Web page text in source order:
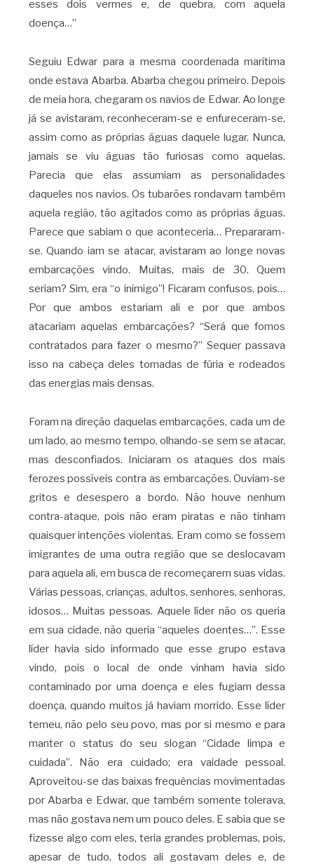
esses dois vermes e, de quebra, com aquela
doença…”
Seguiu Edwar para a mesma coordenada marítima
onde estava Abarba. Abarba chegou primeiro. Depois
de meia hora, chegaram os navios de Edwar. Ao longe
já se avistaram, reconheceram-se e enfureceram-se,
assim como as próprias águas daquele lugar. Nunca,
jamais se viu águas tão furiosas como aquelas.
Parecia que elas assumiam as personalidades
daqueles nos navios. Os tubarões rondavam também
aquela região, tão agitados como as próprias águas.
Parece que sabiam o que aconteceria… Prepararam-
se. Quando iam se atacar, avistaram ao longe novas
embarcações vindo. Muitas, mais de 30. Quem
seriam? Sim, era “o inimigo”! Ficaram confusos, pois…
Por que ambos estariam ali e por que ambos
atacariam aquelas embarcações? “Será que fomos
contratados para fazer o mesmo?” Sequer passava
isso na cabeça deles tomadas de fúria e rodeados
das energias mais densas.
Foram na direção daquelas embarcações, cada um de
um lado, ao mesmo tempo, olhando-se sem se atacar,
mas desconfiados. Iniciaram os ataques dos mais
ferozes possíveis contra as embarcações. Ouviam-se
gritos e desespero a bordo. Não houve nenhum
contra-ataque, pois não eram piratas e não tinham
quaisquer intenções violentas. Eram como se fossem
imigrantes de uma outra região que se deslocavam
para aquela ali, em busca de recomeçarem suas vidas.
Várias pessoas, crianças, adultos, senhores, senhoras,
idosos… Muitas pessoas. Aquele líder não os queria
em sua cidade, não queria “aqueles doentes…”. Esse
líder havia sido informado que esse grupo estava
vindo, pois o local de onde vinham havia sido
contaminado por uma doença e eles fugiam dessa
doença, quando muitos já haviam morrido. Esse líder
temeu, não pelo seu povo, mas por si mesmo e para
manter o status do seu slogan “Cidade limpa e
cuidada”. Não era cuidado; era vaidade pessoal.
Aproveitou-se das baixas frequências movimentadas
por Abarba e Edwar, que também somente tolerava,
mas não gostava nem um pouco deles. E sabia que se
fizesse algo com eles, teria grandes problemas, pois,
apesar de tudo, todos ali gostavam deles e, de